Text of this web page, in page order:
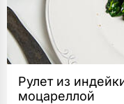
Рулет из
моцареллой